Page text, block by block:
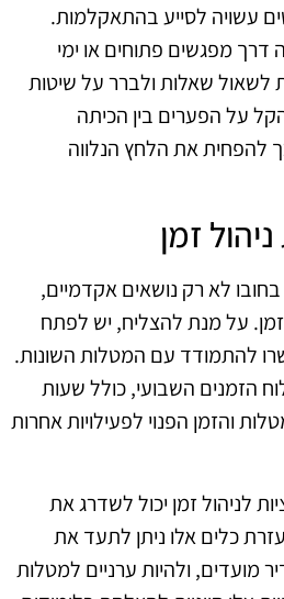
עשויה לסייע בהתאקלמות.
דרך מפגשים פתוחים או ימי
לשאול שאלות ולברר על שיטות
על הפערים בין הכיתה
להפחית את הלחץ הנלווה
זמן
לא רק נושאים אקדמיים,
על מנת להצליח, יש לפתח
להתמודד עם המטלות השונות.
הזמנים השבועי, כולל שעות
והזמן הפנוי לפעילויות אחרות
לניהול זמן יכול לשדרג את
כלים אלו ניתן לתעד את
מועדים, ולהיות ערניים למטלות